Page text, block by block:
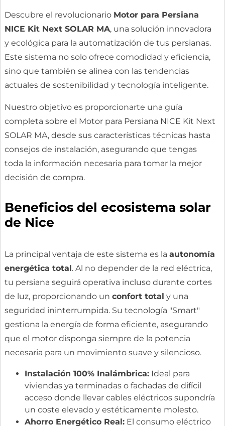
Descubre el revolucionario Motor para Persiana
NICE Kit Next SOLAR MA, una solución innovadora
y ecológica para la automatización de tus persianas.
Este sistema no solo ofrece comodidad y eficiencia,
sino que también se alinea con las tendencias
actuales de sostenibilidad y tecnología inteligente.
Nuestro objetivo es proporcionarte una guía
completa sobre el Motor para Persiana NICE Kit Next
SOLAR MA, desde sus características técnicas hasta
consejos de instalación, asegurando que tengas
toda la información necesaria para tomar la mejor
decisión de compra.
Beneficios del ecosistema solar
de Nice
La principal ventaja de este sistema es laautonomía
energética total. Al no depender de la red eléctrica,
tu persiana seguirá operativa incluso durante cortes
de luz, proporcionando unconfort total y una
seguridad ininterrumpida. Su tecnología "Smart"
gestiona la energía de forma eficiente, asegurando
que el motor disponga siempre de la potencia
necesaria para un movimiento suave y silencioso.
Instalación 100% Inalámbrica: Ideal para
viviendas ya terminadas o fachadas de difícil
acceso donde llevar cables eléctricos supondría
un coste elevado y estéticamente molesto.
Ahorro Energético Real: El consumo eléctrico